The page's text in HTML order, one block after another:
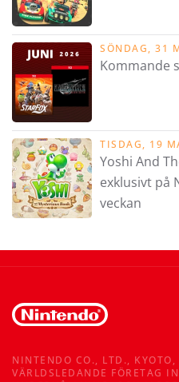
SÖNDAG, 31
Kommande
TISDAG, 19
Yoshi And
exklusivt på
veckan
NINTENDO CO., LTD., KYOTO,
VÄRLDSLEDANDE FÖRETAG